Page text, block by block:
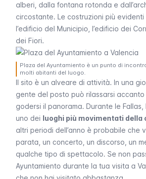
alberi, dalla fontana rotonda e
circostante. Le costruzioni più
l’edificio del Municipio, l’edificio dei
dei Fiori.
Plaza del Ayuntamiento è un punto di
molti abitanti del luogo.
Il sito è un alveare di attività. In una
gente del posto può rilassarsi
godersi il panorama. Durante le Fallas
uno dei luoghi più movimentati della
altri periodi dell’anno è probabile che
parata, un concerto, un discorso, un
qualche tipo di spettacolo. Se non
Ayuntamiento durante la tua visita a